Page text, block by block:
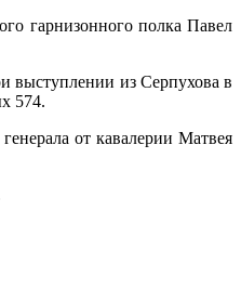
гарнизонного полка Павел
выступлении из Серпухова в
574.
от кавалерии Матвея